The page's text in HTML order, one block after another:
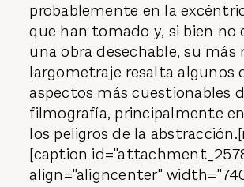
probablemente en la
que han tomado y, si bien no
una obra desechable, su más
largometraje resalta algunos
aspectos más cuestionables
filmografía, principalmente
los peligros de la
[caption
align="aligncenter"